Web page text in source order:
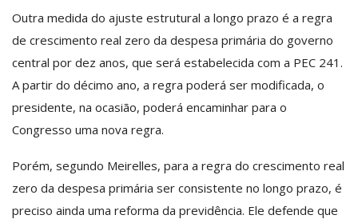
Outra medida do ajuste estrutural a longo prazo é a regra
de crescimento real zero da despesa primária do governo
central por dez anos, que será estabelecida com a PEC 241.
A partir do décimo ano, a regra poderá ser modificada, o
presidente, na ocasião, poderá encaminhar para o
Congresso uma nova regra.
Porém, segundo Meirelles, para a regra do crescimento real
zero da despesa primária ser consistente no longo prazo, é
preciso ainda uma reforma da previdência. Ele defende que